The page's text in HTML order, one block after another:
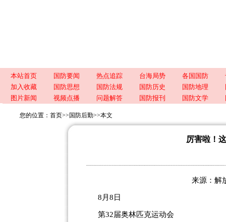
本站首页 国防要闻 热点追踪 台海局势 各国国防
加入收藏
国防思想 国防法规 国防历史 国防地理
图片新闻
视频点播 问题解答 国防报刊 国防文学
您的位置： 首页>> 国防后勤>>本文
厉害啦！
来源：解
8月8日
第32届奥林匹克运动会